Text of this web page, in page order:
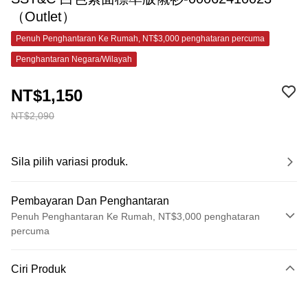
（Outlet）
Penuh Penghantaran Ke Rumah, NT$3,000 penghataran percuma
Penghantaran Negara/Wilayah
NT$2,090
NT$1,150
Sila pilih variasi produk.
Pembayaran Dan Penghantaran
Penuh Penghantaran Ke Rumah, NT$3,000 penghataran
percuma
Kad Kredit (Bayaran Penuh)
Ciri Produk